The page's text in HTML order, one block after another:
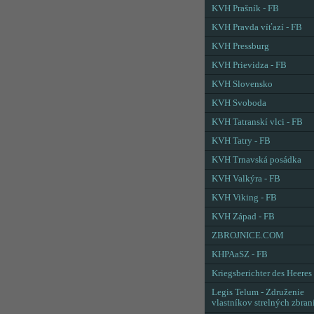
KVH Prašník - FB
KVH Pravda víťazí - FB
KVH Pressburg
KVH Prievidza - FB
KVH Slovensko
KVH Svoboda
KVH Tatranskí vlci - FB
KVH Tatry - FB
KVH Trnavská posádka
KVH Valkýra - FB
KVH Viking - FB
KVH Západ - FB
ZBROJNICE.COM
KHPAaSZ - FB
Kriegsberichter des Heeres
Legis Telum - Združenie
vlastníkov strelných